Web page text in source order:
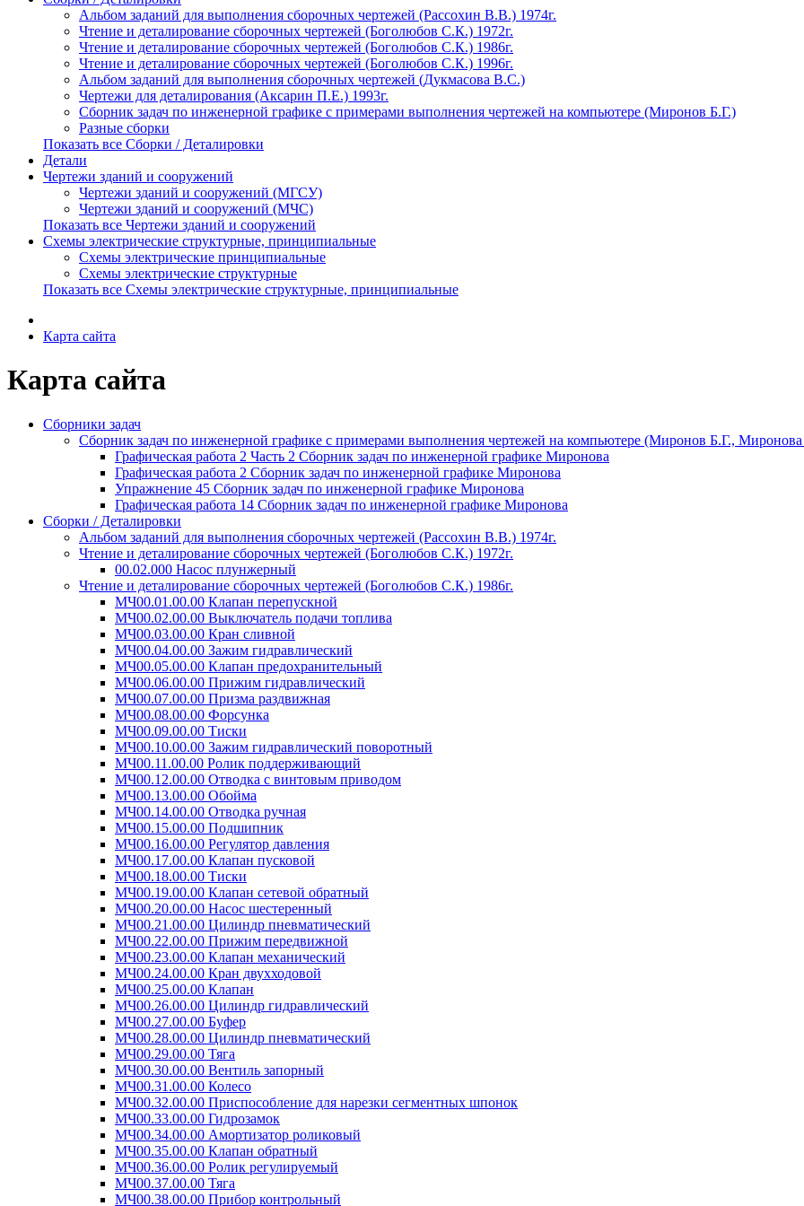
Альбом заданий для выполнения сборочных чертежей (Рассохин В.В.) 1974г.
Чтение и деталирование сборочных чертежей (Боголюбов С.К.) 1972г.
Чтение и деталирование сборочных чертежей (Боголюбов С.К.) 1986г.
Чтение и деталирование сборочных чертежей (Боголюбов С.К.) 1996г.
Альбом заданий для выполнения сборочных чертежей (Дукмасова В.С.)
Чертежи для деталирования (Аксарин П.Е.) 1993г.
Сборник задач по инженерной графике с примерами выполнения чертежей на компьютере (Миронов Б.Г.)
Разные сборки
Показать все Сборки / Деталировки
Детали
Чертежи зданий и сооружений
Чертежи зданий и сооружений (МГСУ)
Чертежи зданий и сооружений (МЧС)
Показать все Чертежи зданий и сооружений
Схемы электрические структурные, принципиальные
Схемы электрические принципиальные
Схемы электрические структурные
Показать все Схемы электрические структурные, принципиальные
Карта сайта
Карта сайта
Сборники задач
Сборник задач по инженерной графике с примерами выполнения чертежей на компьютере (Миронов Б.Г.,
Графическая работа 2 Часть 2 Сборник задач по инженерной графике Миронова
Графическая работа 2 Сборник задач по инженерной графике Миронова
Упражнение 45 Сборник задач по инженерной графике Миронова
Графическая работа 14 Сборник задач по инженерной графике Миронова
Сборки / Деталировки
Альбом заданий для выполнения сборочных чертежей (Рассохин В.В.) 1974г.
Чтение и деталирование сборочных чертежей (Боголюбов С.К.) 1972г.
00.02.000 Насос плунжерный
Чтение и деталирование сборочных чертежей (Боголюбов С.К.) 1986г.
МЧ00.01.00.00 Клапан перепускной
МЧ00.02.00.00 Выключатель подачи топлива
МЧ00.03.00.00 Кран сливной
МЧ00.04.00.00 Зажим гидравлический
МЧ00.05.00.00 Клапан предохранительный
МЧ00.06.00.00 Прижим гидравлический
МЧ00.07.00.00 Призма раздвижная
МЧ00.08.00.00 Форсунка
МЧ00.09.00.00 Тиски
МЧ00.10.00.00 Зажим гидравлический поворотный
МЧ00.11.00.00 Ролик поддерживающий
МЧ00.12.00.00 Отводка с винтовым приводом
МЧ00.13.00.00 Обойма
МЧ00.14.00.00 Отводка ручная
МЧ00.15.00.00 Подшипник
МЧ00.16.00.00 Регулятор давления
МЧ00.17.00.00 Клапан пусковой
МЧ00.18.00.00 Тиски
МЧ00.19.00.00 Клапан сетевой обратный
МЧ00.20.00.00 Насос шестеренный
МЧ00.21.00.00 Цилиндр пневматический
МЧ00.22.00.00 Прижим передвижной
МЧ00.23.00.00 Клапан механический
МЧ00.24.00.00 Кран двухходовой
МЧ00.25.00.00 Клапан
МЧ00.26.00.00 Цилиндр гидравлический
МЧ00.27.00.00 Буфер
МЧ00.28.00.00 Цилиндр пневматический
МЧ00.29.00.00 Тяга
МЧ00.30.00.00 Вентиль запорный
МЧ00.31.00.00 Колесо
МЧ00.32.00.00 Приспособление для нарезки сегментных шпонок
МЧ00.33.00.00 Гидрозамок
МЧ00.34.00.00 Амортизатор роликовый
МЧ00.35.00.00 Клапан обратный
МЧ00.36.00.00 Ролик регулируемый
МЧ00.37.00.00 Тяга
МЧ00.38.00.00 Прибор контрольный